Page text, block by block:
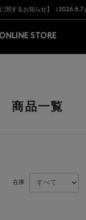
上のお買上げで常時送料無料
らせ】(2026.8.7)
関するお知らせ】（2026.8.7）
お知らせ】（2026.8.5）
荷物のお届けについて
内・ご注意事項
上のお買上げで常時送料無料
らせ】(2026.8.7)
ONLINE STORE
商品一覧
在庫